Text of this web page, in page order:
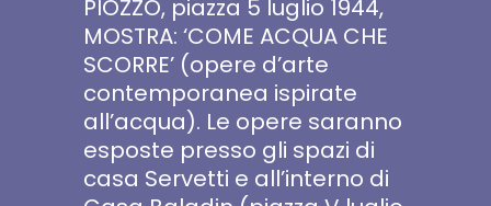
PIOZZO, piazza 5 luglio 1944,
MOSTRA: ‘COME ACQUA CHE
SCORRE’ (opere d’arte
contemporanea ispirate
all’acqua). Le opere saranno
esposte presso gli spazi di
casa Servetti e all’interno di